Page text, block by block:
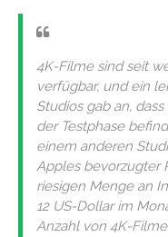
4K-Filme sind seit
verfügbar, und ein
Studios gab an,
der Testphase
einem anderen
Apples bevorzugter
riesigen Menge an
12 US-Dollar im
Anzahl von 4K-